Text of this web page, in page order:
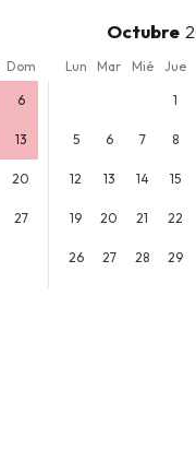
Octubre
Dom Lun Mar Mié Jue
6
13
20
27
1
5 6 7 8
12 13 14 15
19 20 21 22
26 27 28 29